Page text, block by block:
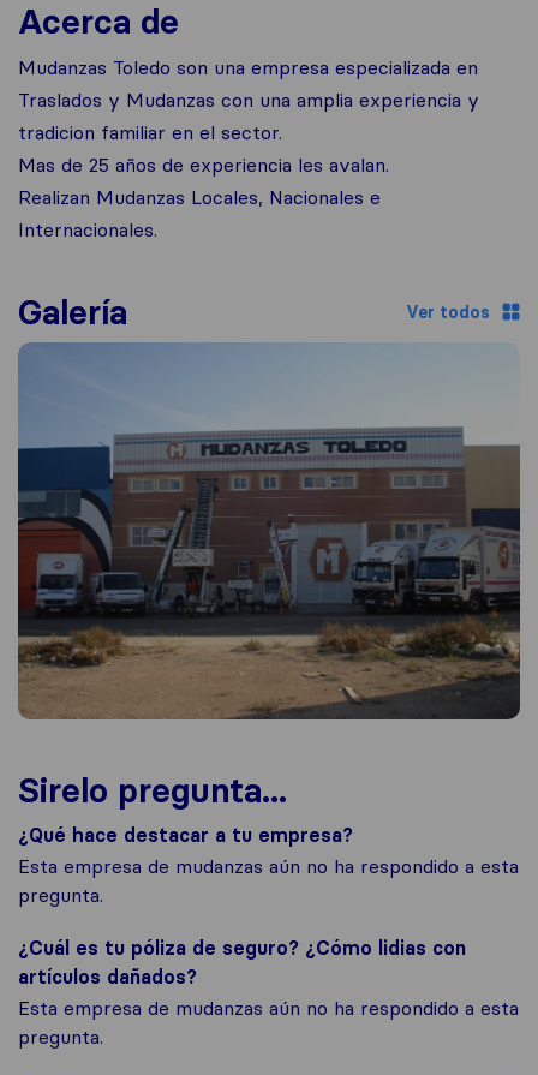
Acerca de
Mudanzas Toledo son una empresa especializada en
Traslados y Mudanzas con una amplia experiencia y
tradicion familiar en el sector.
Mas de 25 años de experiencia les avalan.
Realizan Mudanzas Locales, Nacionales e
Internacionales.
Galería Ver todos
Sirelo pregunta...
¿Qué hace destacar a tu empresa?
Esta empresa de mudanzas aún no ha respondido a esta
pregunta.
¿Cuál es tu póliza de seguro? ¿Cómo lidias con
artículos dañados?
Esta empresa de mudanzas aún no ha respondido a esta
pregunta.